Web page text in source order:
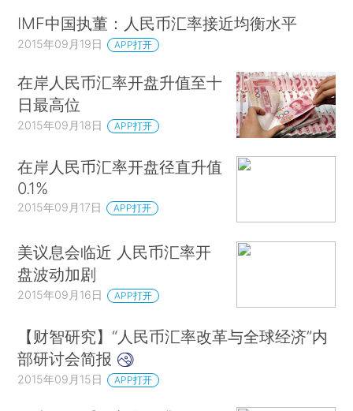
IMF中国执董：人民币汇率接近均衡水平
2015年09月19日 APP打开
在岸人民币汇率开盘升值至十
日最高位
2015年09月18日 APP打开
在岸人民币汇率开盘径直升值
0.1%
2015年09月17日 APP打开
美议息会临近 人民币汇率开
盘波动加剧
2015年09月16日 APP打开
【财智研究】“人民币汇率改革与全球经济”内
部研讨会简报
2015年09月15日 APP打开